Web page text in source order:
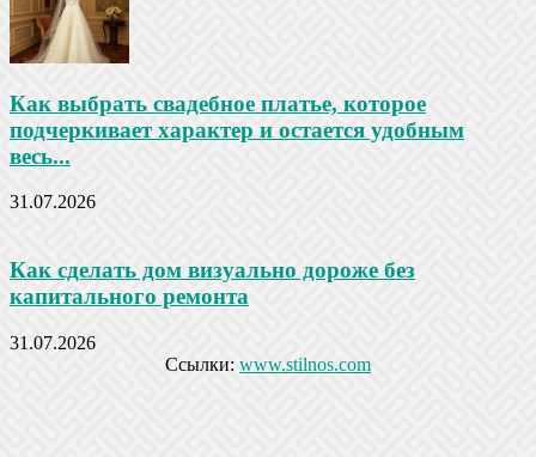
Как выбрать свадебное платье, которое
подчеркивает характер и остается удобным
весь...
31.07.2026
Как сделать дом визуально дороже без
капитального ремонта
31.07.2026
Ссылки: www.stilnos.com